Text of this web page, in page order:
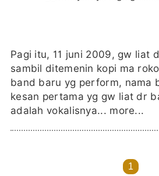
Pagi itu, 11 juni 2009, gw liat
sambil ditemenin kopi ma
band baru yg perform, nama
kesan pertama yg gw liat dr
adalah vokalisnya... more...
1